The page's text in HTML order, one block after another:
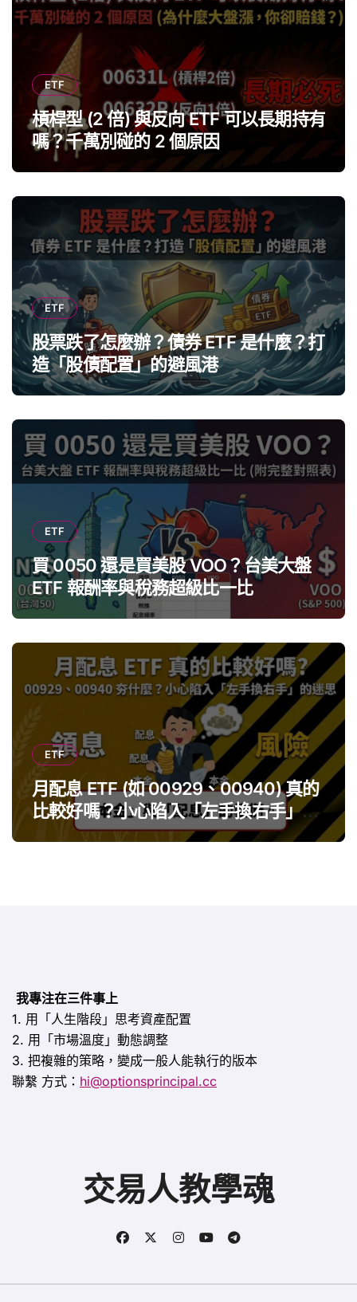
ETF
槓桿型 (2 倍) 與反向 ETF 可以長期持有
嗎？千萬別碰的 2 個原因
ETF
股票跌了怎麼辦？債券 ETF 是什麼？打
造「股債配置」的避風港
ETF
買 0050 還是買美股 VOO？台美大盤
ETF 報酬率與稅務超級比一比
ETF
月配息 ETF (如 00929、00940) 真的
比較好嗎？小心陷入「左手換右手」迷
我專注在三件事上
1. 用「人生階段」思考資產配置
2. 用「市場溫度」動態調整
3. 把複雜的策略，變成一般人能執行的版本
聯繫 方式： hi@optionsprincipal.cc
交易人教學魂